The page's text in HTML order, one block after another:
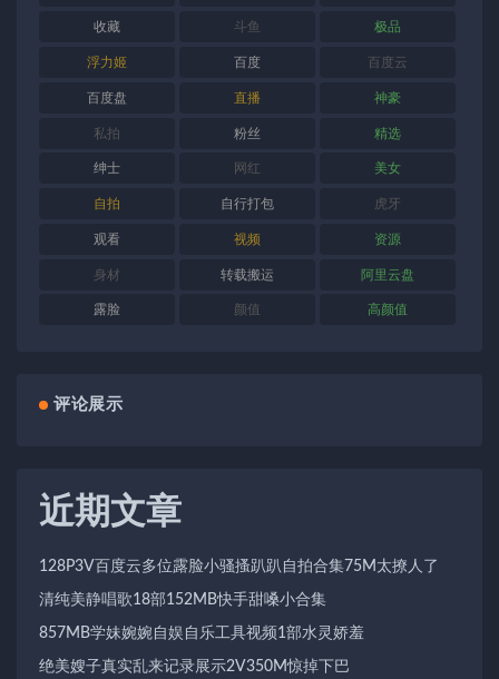
收藏 斗鱼 极品
浮力姬 百度 百度云
百度盘 直播 神豪
私拍 粉丝 精选
绅士 网红 美女
自拍 自行打包 虎牙
观看 视频 资源
身材 转载搬运 阿里云盘
露脸 颜值 高颜值
评论展示
近期文章
128P3V百度云多位露脸小骚搔趴趴自拍合集75M太撩人了
清纯美静唱歌18部152MB快手甜嗓小合集
857MB学妹婉婉自娱自乐工具视频1部水灵娇羞
绝美嫂子真实乱来记录展示2V350M惊掉下巴